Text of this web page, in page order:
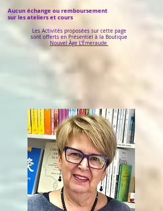
Aucun échange ou remboursement
sur les ateliers et cours
Les Activités proposées sur cette page
sont offerts en Présentiel à la Boutique
Nouvel Âge L'Émeraude